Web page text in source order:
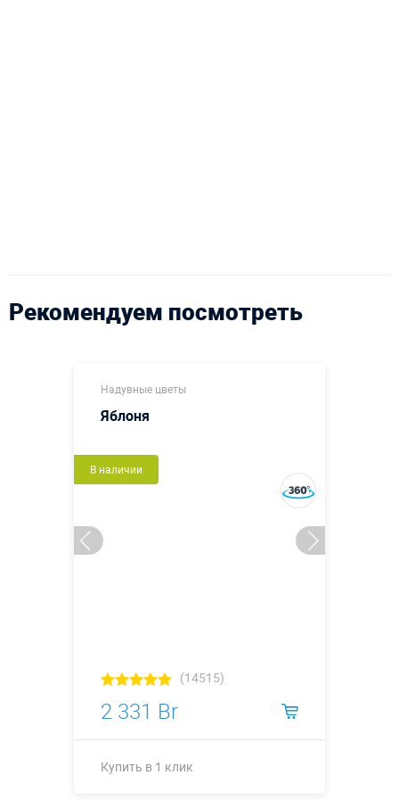
Рекомендуем посмотреть
Надувные цветы
Яблоня
В наличии
(14515)
2 331 Br
Купить в 1 клик